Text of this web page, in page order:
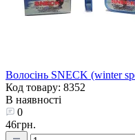
Волосінь SNECK (winter
Код товару: 8352
В наявності
0
46грн.